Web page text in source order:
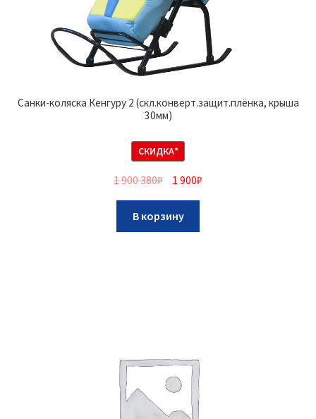
Санки-коляска Кенгуру 2 (скл.конверт.защит.плёнка, крыша
30мм)
СКИДКА*
1 900 380₽ 1 900₽
В корзину